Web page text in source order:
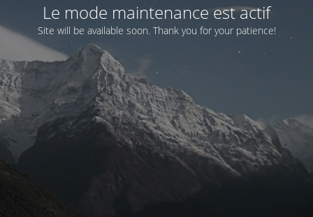
Le mode maintenance est actif
Site will be available soon. Thank you for your patience!